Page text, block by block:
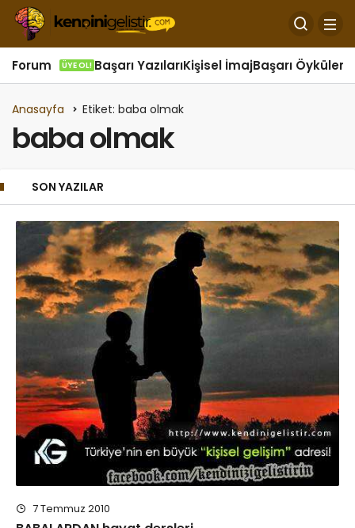
Forum ÜYE OL! Başarı YazılarıKişisel İmajBaşarı Öyküleri
Anasayfa Etiket: baba olmak
baba olmak
SON YAZILAR
7 Temmuz 2010